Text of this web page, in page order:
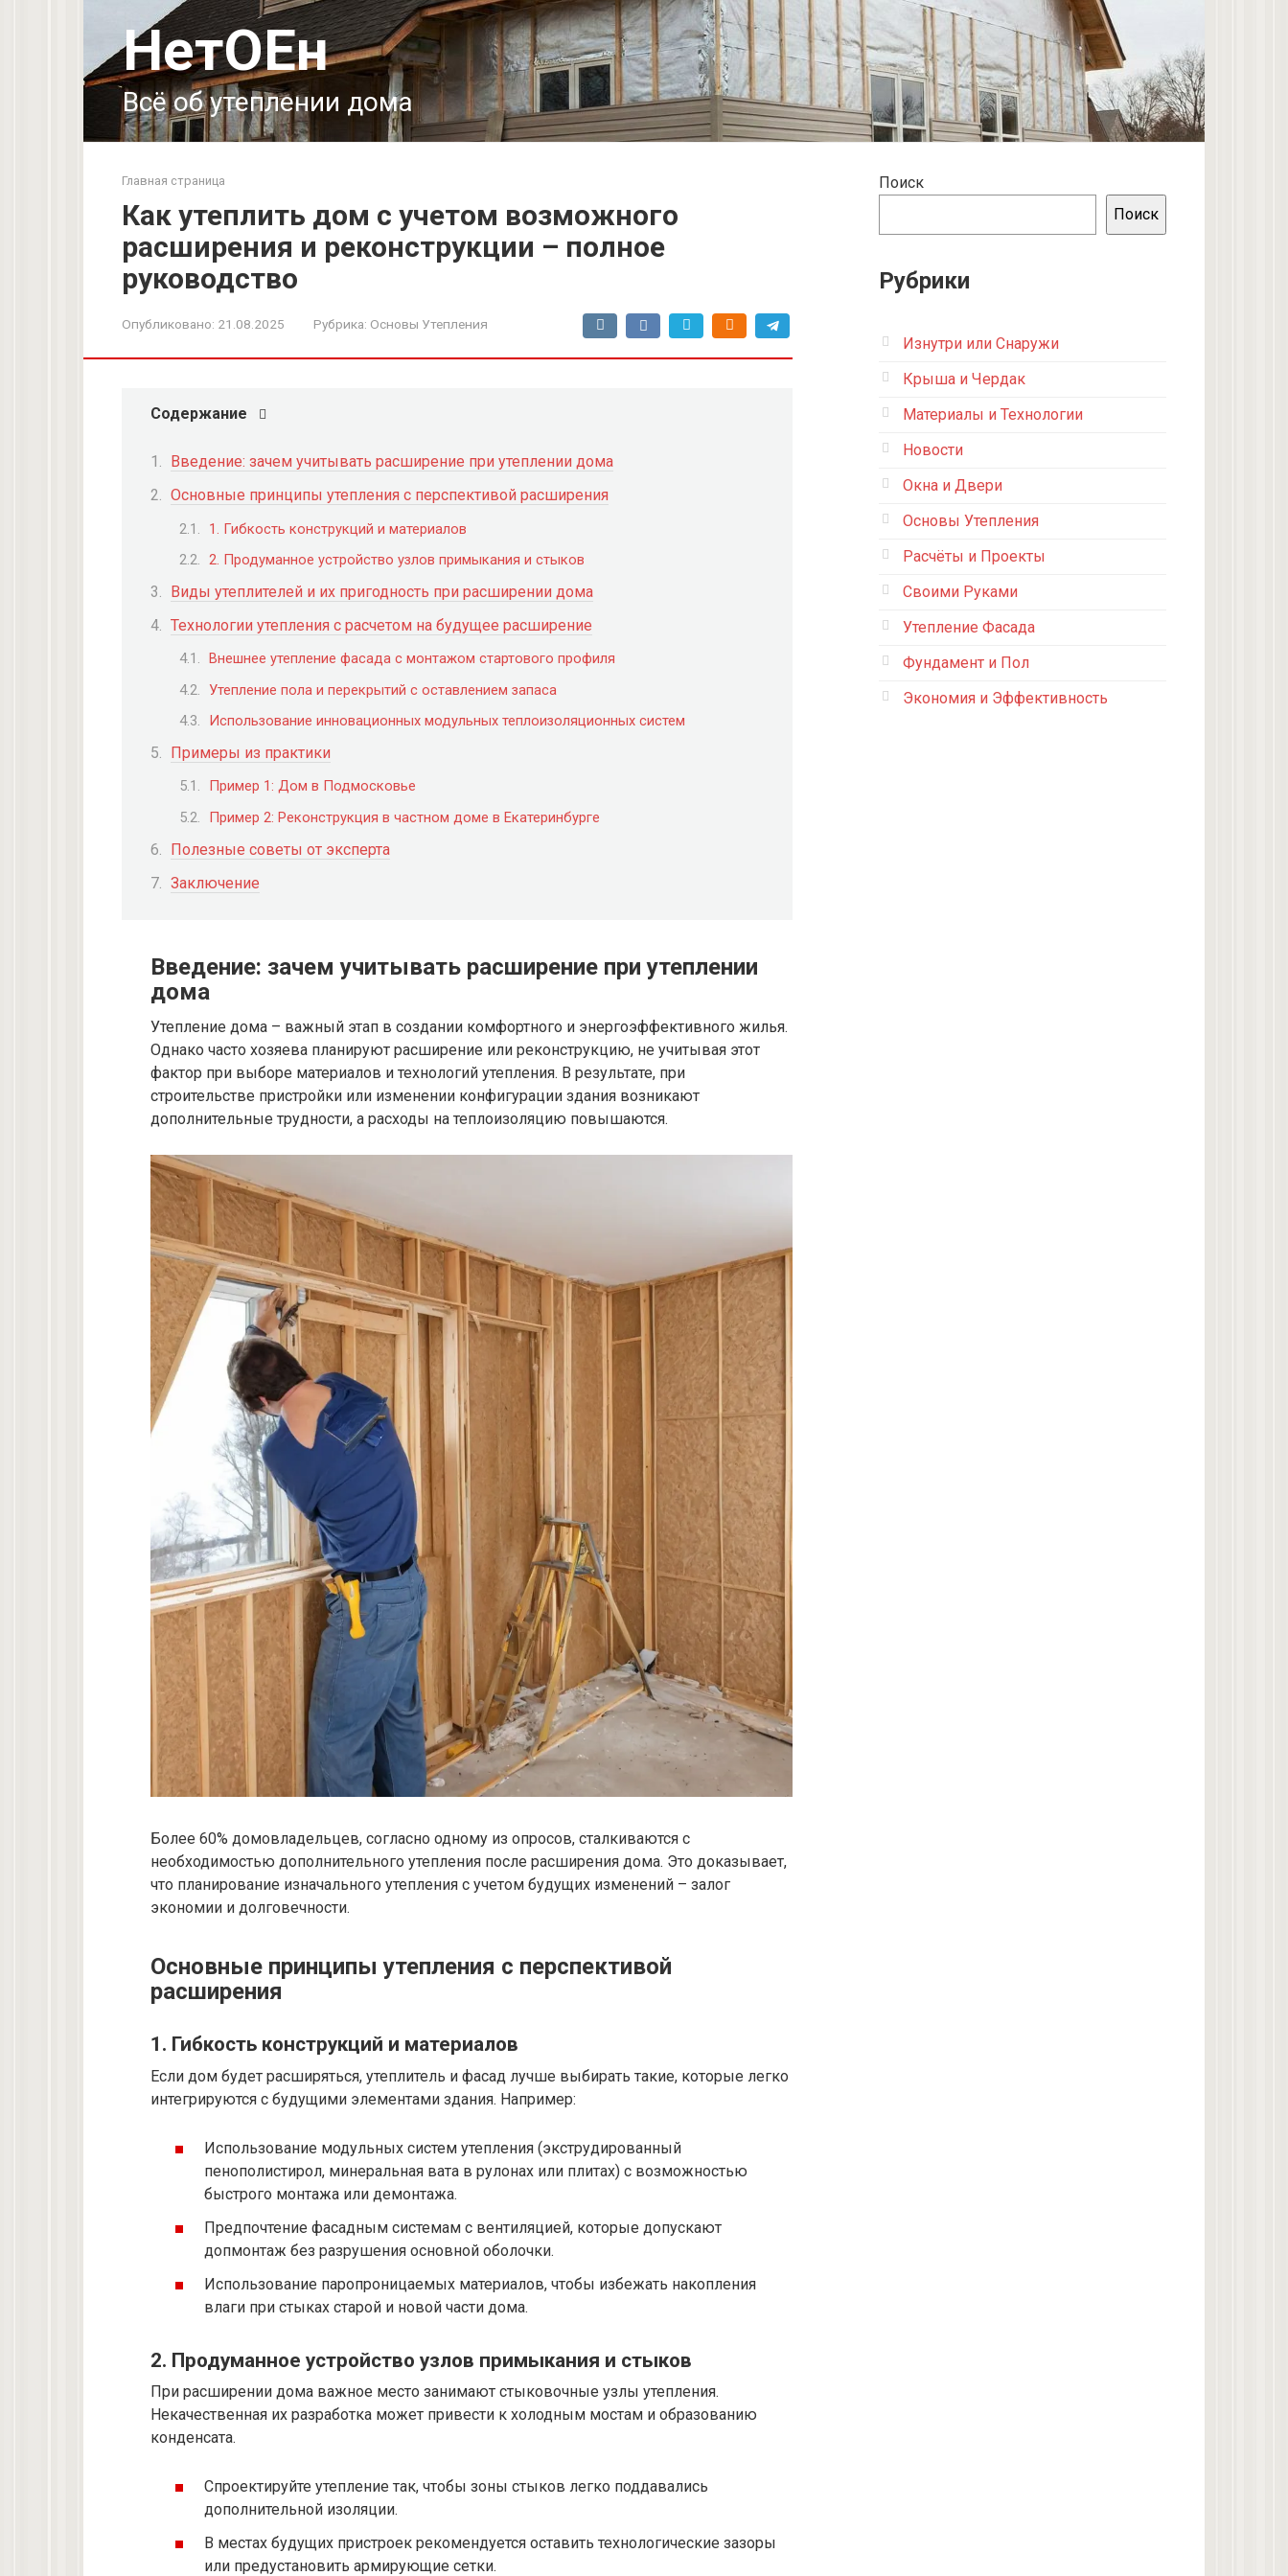
НетОЕн
Всё об утеплении дома
Главная страница
Как утеплить дом с учетом возможного
расширения и реконструкции – полное
руководство
Опубликовано: 21.08.2025 Рубрика: Основы Утепления
Содержание
Введение: зачем учитывать расширение при утеплении дома
Основные принципы утепления с перспективой расширения
1. Гибкость конструкций и материалов
2. Продуманное устройство узлов примыкания и стыков
Виды утеплителей и их пригодность при расширении дома
Технологии утепления с расчетом на будущее расширение
Внешнее утепление фасада с монтажом стартового профиля
Утепление пола и перекрытий с оставлением запаса
Использование инновационных модульных теплоизоляционных систем
Примеры из практики
Пример 1: Дом в Подмосковье
Пример 2: Реконструкция в частном доме в Екатеринбурге
Полезные советы от эксперта
Заключение
Введение: зачем учитывать расширение при утеплении
дома
Утепление дома – важный этап в создании комфортного и энергоэффективного жилья.
Однако часто хозяева планируют расширение или реконструкцию, не учитывая этот
фактор при выборе материалов и технологий утепления. В результате, при
строительстве пристройки или изменении конфигурации здания возникают
дополнительные трудности, а расходы на теплоизоляцию повышаются.
Более 60% домовладельцев, согласно одному из опросов, сталкиваются с
необходимостью дополнительного утепления после расширения дома. Это доказывает,
что планирование изначального утепления с учетом будущих изменений – залог
экономии и долговечности.
Основные принципы утепления с перспективой
расширения
1. Гибкость конструкций и материалов
Если дом будет расширяться, утеплитель и фасад лучше выбирать такие, которые легко
интегрируются с будущими элементами здания. Например:
Использование модульных систем утепления (экструдированный
пенополистирол, минеральная вата в рулонах или плитах) с возможностью
быстрого монтажа или демонтажа.
Предпочтение фасадным системам с вентиляцией, которые допускают
допмонтаж без разрушения основной оболочки.
Использование паропроницаемых материалов, чтобы избежать накопления
влаги при стыках старой и новой части дома.
2. Продуманное устройство узлов примыкания и стыков
При расширении дома важное место занимают стыковочные узлы утепления.
Некачественная их разработка может привести к холодным мостам и образованию
конденсата.
Спроектируйте утепление так, чтобы зоны стыков легко поддавались
дополнительной изоляции.
В местах будущих пристроек рекомендуется оставить технологические зазоры
или предустановить армирующие сетки.
Поиск
Поиск
Рубрики
Изнутри или Снаружи
Крыша и Чердак
Материалы и Технологии
Новости
Окна и Двери
Основы Утепления
Расчёты и Проекты
Своими Руками
Утепление Фасада
Фундамент и Пол
Экономия и Эффективность